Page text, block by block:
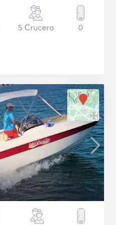
5 Crucero 0